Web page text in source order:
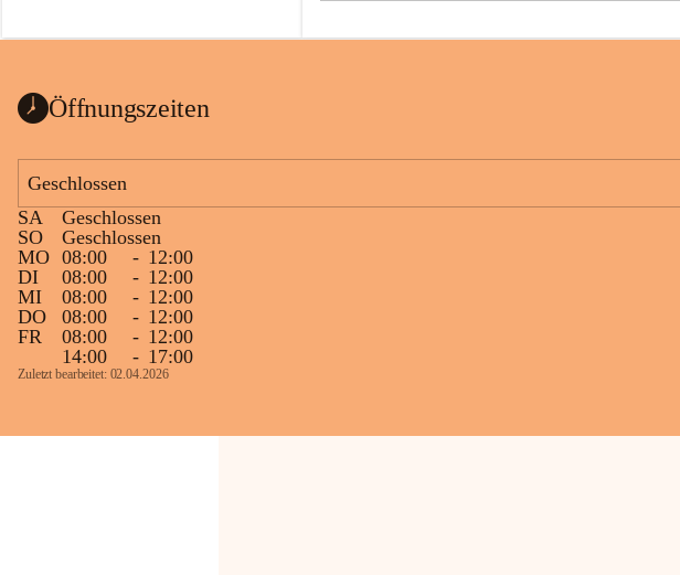
a
e
a
Öffnungszeiten
Geschlossen
SA
Geschlossen
SO
Geschlossen
MO 08:00 - 12:00
DI
08:00 - 12:00
MI
08:00 - 12:00
DO
08:00 - 12:00
FR
08:00 - 12:00
14:00
- 17:00
Zuletzt bearbeitet: 02.04.2026